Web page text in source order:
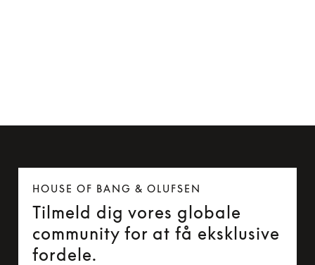
HOUSE OF BANG & OLUFSEN
Tilmeld dig vores globale
community for at få eksklusive
fordele.